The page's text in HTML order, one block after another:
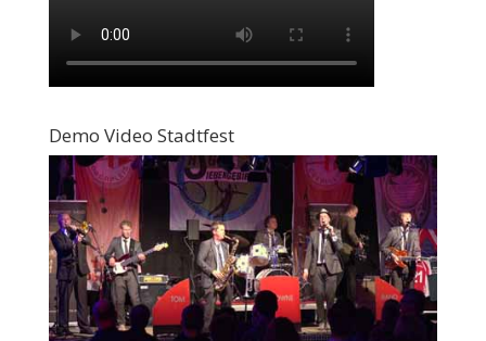
Demo Video Stadtfest